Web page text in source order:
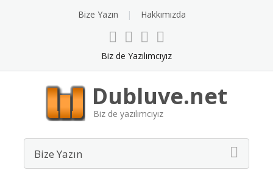
Bize Yazın Hakkımızda
Biz de Yazılımcıyız
Dubluve.net
Biz de yazılımcıyız